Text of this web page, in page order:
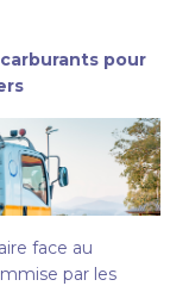
pour
face au
par les